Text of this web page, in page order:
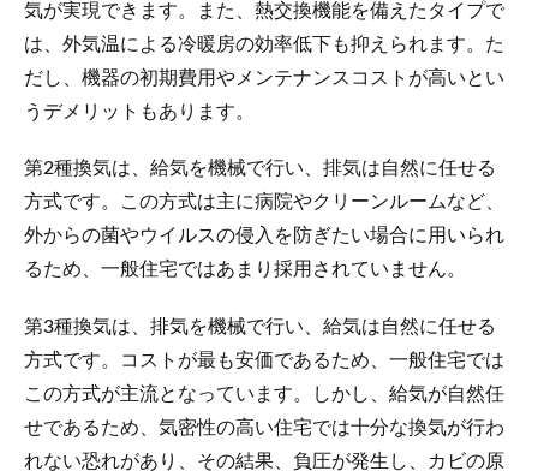
気が実現できます。また、熱交換機能を備えたタイプで
は、外気温による冷暖房の効率低下も抑えられます。た
だし、機器の初期費用やメンテナンスコストが高いとい
うデメリットもあります。
第2種換気は、給気を機械で行い、排気は自然に任せる
方式です。この方式は主に病院やクリーンルームなど、
外からの菌やウイルスの侵入を防ぎたい場合に用いられ
るため、一般住宅ではあまり採用されていません。
第3種換気は、排気を機械で行い、給気は自然に任せる
方式です。コストが最も安価であるため、一般住宅では
この方式が主流となっています。しかし、給気が自然任
せであるため、気密性の高い住宅では十分な換気が行わ
れない恐れがあり、その結果、負圧が発生し、カビの原